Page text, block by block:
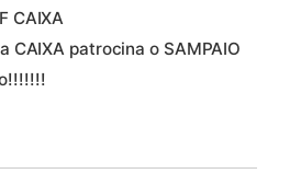
CAIXA
CAIXA patrocina o SAMPAIO